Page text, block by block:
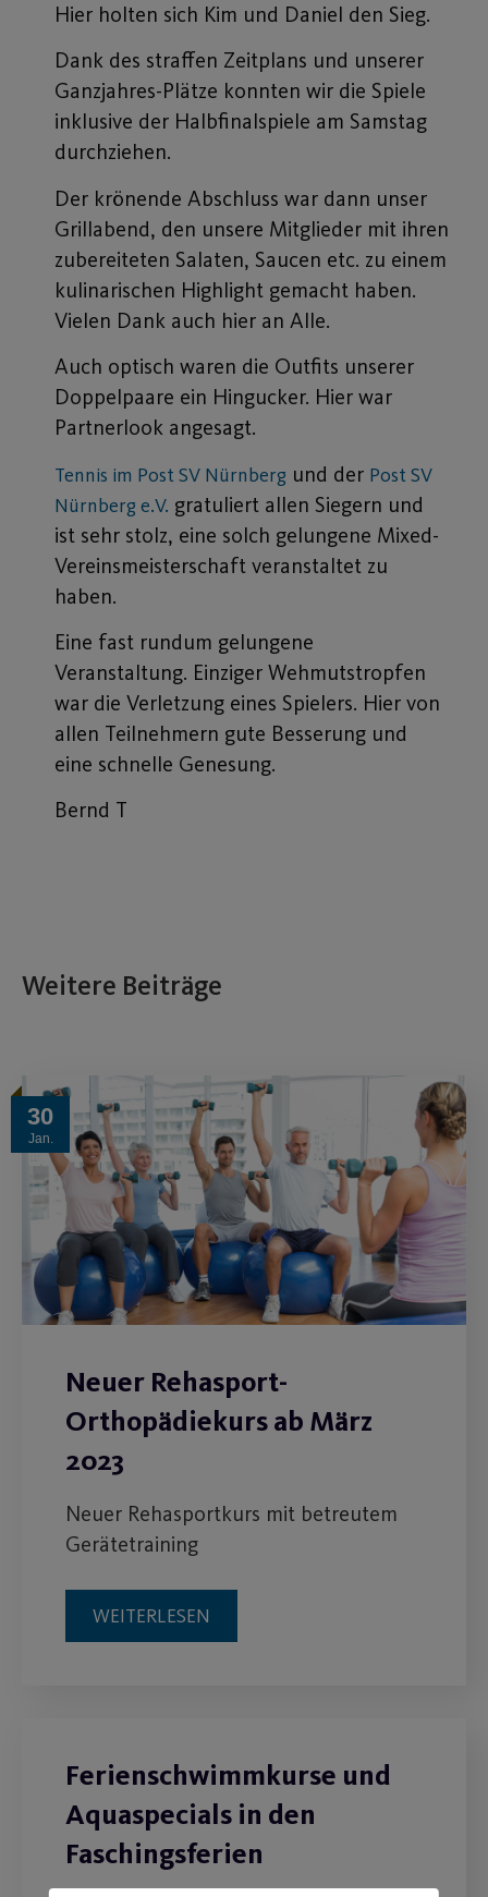
Hier holten sich Kim und Daniel den Sieg.
Dank des straffen Zeitplans und unserer
Ganzjahres-Plätze konnten wir die Spiele
inklusive der Halbfinalspiele am Samstag
durchziehen.
Der krönende Abschluss war dann unser
Grillabend, den unsere Mitglieder mit ihren
zubereiteten Salaten, Saucen etc. zu einem
kulinarischen Highlight gemacht haben.
Vielen Dank auch hier an Alle.
Auch optisch waren die Outfits unserer
Doppelpaare ein Hingucker. Hier war
Partnerlook angesagt.
Tennis im Post SV Nürnberg und der Post SV
Nürnberg e.V. gratuliert allen Siegern und
ist sehr stolz, eine solch gelungene Mixed-
Vereinsmeisterschaft veranstaltet zu
haben.
Eine fast rundum gelungene
Veranstaltung. Einziger Wehmutstropfen
war die Verletzung eines Spielers. Hier von
allen Teilnehmern gute Besserung und
eine schnelle Genesung.
Bernd T
Weitere Beiträge
30
Jan.
Neuer Rehasport-
Orthopädiekurs ab März
2023
Neuer Rehasportkurs mit betreutem
Gerätetraining
WEITERLESEN
Ferienschwimmkurse und
Aquaspecials in den
Faschingsferien